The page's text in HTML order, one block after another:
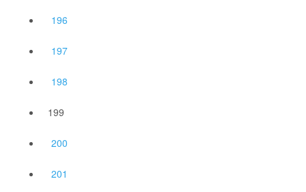
196
197
198
199
200
201